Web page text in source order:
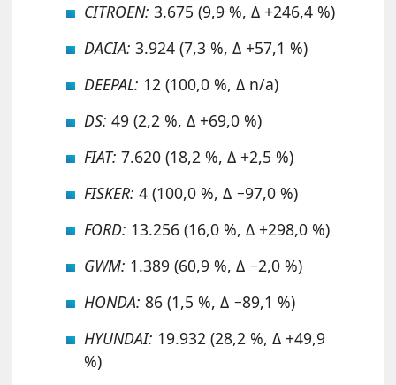
CITROEN: 3.675 (9,9 %, Δ +246,4 %)
DACIA: 3.924 (7,3 %, Δ +57,1 %)
DEEPAL: 12 (100,0 %, Δ n/a)
DS: 49 (2,2 %, Δ +69,0 %)
FIAT: 7.620 (18,2 %, Δ +2,5 %)
FISKER: 4 (100,0 %, Δ −97,0 %)
FORD: 13.256 (16,0 %, Δ +298,0 %)
GWM: 1.389 (60,9 %, Δ −2,0 %)
HONDA: 86 (1,5 %, Δ −89,1 %)
HYUNDAI: 19.932 (28,2 %, Δ +49,9
%)